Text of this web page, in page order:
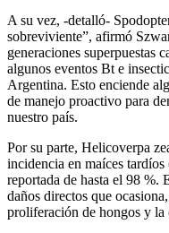
A su vez, -detalló-
sobreviviente”, afirmó
generaciones superpuestas
algunos eventos Bt e
Argentina. Esto enciende
de manejo proactivo para
nuestro país.
Por su parte, Helicoverpa
incidencia en maíces
reportada de hasta el 98 %.
daños directos que
proliferación de hongos y